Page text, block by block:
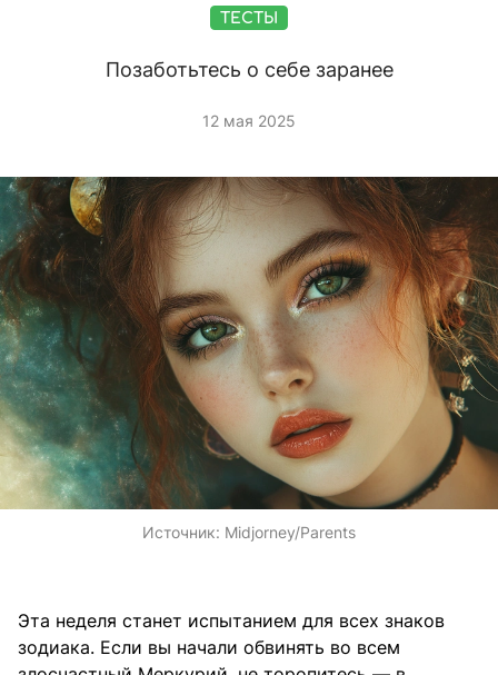
ТЕСТЫ
Позаботьтесь о себе заранее
12 мая 2025
Источник: Midjorney/Parents
Эта неделя станет испытанием для всех знаков
зодиака. Если вы начали обвинять во всем